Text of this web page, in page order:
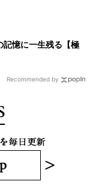
記憶に一生残る【極
Recommended by